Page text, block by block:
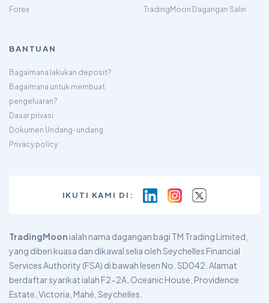
Forex
TradingMoon Dagangan Salin
BANTUAN
Bagaimana lakukan deposit?
Bagaimana untuk membuat
pengeluaran?
Dasar privasi
Dokumen Undang-undang
Privacy policy
IKUTI KAMI DI:
TradingMoon ialah nama dagangan bagi TM Trading Limited,
yang diberi kuasa dan dikawal selia oleh Seychelles Financial
Services Authority (FSA) di bawah lesen No. SD042. Alamat
berdaftar syarikat ialah F2-2A, Oceanic House, Providence
Estate, Victoria, Mahé, Seychelles.